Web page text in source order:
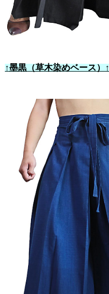
↑墨黒（草木染めベース）↑